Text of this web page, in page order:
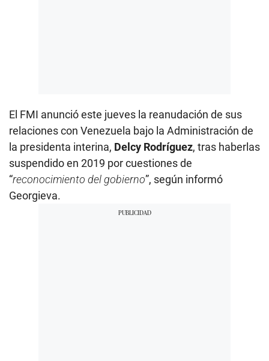
El FMI anunció este jueves la reanudación de sus
relaciones con Venezuela bajo la Administración de
la presidenta interina, Delcy Rodríguez, tras haberlas
suspendido en 2019 por cuestiones de
“reconocimiento del gobierno”, según informó
Georgieva.